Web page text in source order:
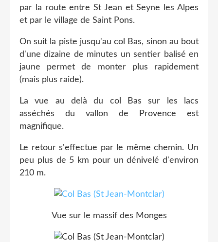
par la route entre St Jean et Seyne les Alpes
et par le village de Saint Pons.
On suit la piste jusqu'au col Bas, sinon au bout
d'une dizaine de minutes un sentier balisé en
jaune permet de monter plus rapidement
(mais plus raide).
La vue au delà du col Bas sur les lacs
asséchés du vallon de Provence est
magnifique.
Le retour s'effectue par le même chemin. Un
peu plus de 5 km pour un dénivelé d'environ
210 m.
Vue sur le massif des Monges